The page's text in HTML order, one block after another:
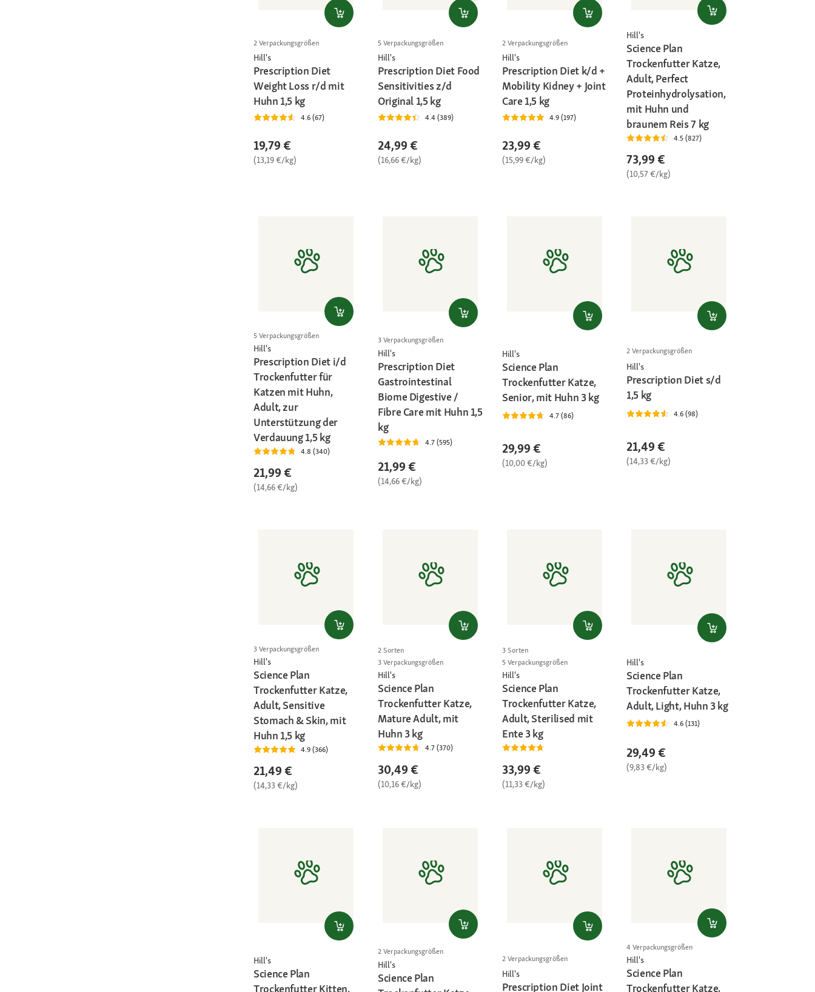
2 Verpackungsgrößen
Hill's
Prescription Diet
Weight Loss r/d mit
Huhn 1,5 kg
4.6 (67)
19,79 €
(13,19 €/kg)
5 Verpackungsgrößen
Hill's
Prescription Diet Food
Sensitivities z/d
Original 1,5 kg
4.4 (389)
24,99 €
(16,66 €/kg)
2 Verpackungsgrößen
Hill's
Prescription Diet k/d +
Mobility Kidney + Joint
Care 1,5 kg
4.9 (197)
23,99 €
(15,99 €/kg)
Hill's
Science Plan
Trockenfutter Katze,
Adult, Perfect
Proteinhydrolysation,
mit Huhn und
braunem Reis 7 kg
4.5 (827)
73,99 €
(10,57 €/kg)
5 Verpackungsgrößen
Hill's
Prescription Diet i/d
Trockenfutter für
Katzen mit Huhn,
Adult, zur
Unterstützung der
Verdauung 1,5 kg
4.8 (340)
21,99 €
(14,66 €/kg)
3 Verpackungsgrößen
Hill's
Prescription Diet
Gastrointestinal
Biome Digestive /
Fibre Care mit Huhn 1,5
kg
4.7 (595)
21,99 €
(14,66 €/kg)
Hill's
Science Plan
Trockenfutter Katze,
Senior, mit Huhn 3 kg
4.7 (86)
29,99 €
(10,00 €/kg)
2 Verpackungsgrößen
Hill's
Prescription Diet s/d
1,5 kg
4.6 (98)
21,49 €
(14,33 €/kg)
3 Verpackungsgrößen
Hill's
Science Plan
Trockenfutter Katze,
Adult, Sensitive
Stomach & Skin, mit
Huhn 1,5 kg
4.9 (366)
21,49 €
(14,33 €/kg)
2 Sorten
3 Verpackungsgrößen
Hill's
Science Plan
Trockenfutter Katze,
Mature Adult, mit
Huhn 3 kg
4.7 (370)
30,49 €
(10,16 €/kg)
3 Sorten
5 Verpackungsgrößen
Hill's
Science Plan
Trockenfutter Katze,
Adult, Sterilised mit
Ente 3 kg
33,99 €
(11,33 €/kg)
Hill's
Science Plan
Trockenfutter Katze,
Adult, Light, Huhn 3 kg
4.6 (131)
29,49 €
(9,83 €/kg)
Hill's
Science Plan
Trockenfutter Kitten,
2 Verpackungsgrößen
Hill's
Science Plan
2 Verpackungsgrößen
Hill's
Prescription Diet Joint
4 Verpackungsgrößen
Hill's
Science Plan
Trockenfutter Katze,